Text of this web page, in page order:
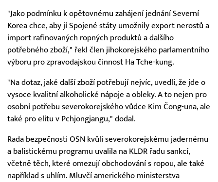
"Jako podmínku k opětovnému zahájení jednání Severní
Korea chce, aby jí Spojené státy umožnily export nerostů a
import rafinovaných ropných produktů a dalšího
potřebného zboží," řekl člen jihokorejského parlamentního
výboru pro zpravodajskou činnost Ha Tche-kung.
"Na dotaz, jaké další zboží potřebují nejvíc, uvedli, že jde o
vysoce kvalitní alkoholické nápoje a obleky. A to nejen pro
osobní potřebu severokorejského vůdce Kim Čong-una, ale
také pro elitu v Pchjongjangu," dodal.
Rada bezpečnosti OSN kvůli severokorejskému jadernému
a balistickému programu uvalila na KLDR řadu sankcí,
včetně těch, které omezují obchodování s ropou, ale také
například s uhlím. Mluvčí amerického ministerstva